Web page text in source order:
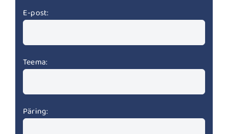
E-post:
Teema:
Päring: